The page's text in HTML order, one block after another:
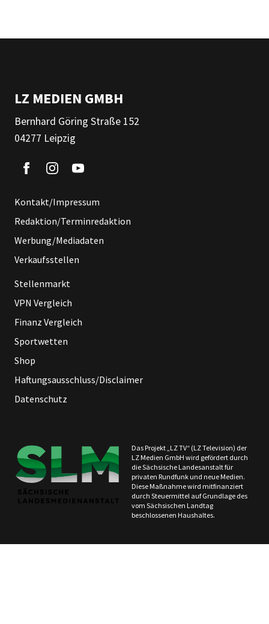
LZ MEDIEN GMBH
Bernhard Göring Straße 152
04277 Leipzig
Kontakt/Impressum
Redaktion/Terminredaktion
Werbung/Mediadaten
Verkaufsstellen
Stellenmarkt
VPN Vergleich
Finanz Vergleich
Sportwetten
Shop
Haftungsausschluss/Disclaimer
Datenschutz
Das Projekt „LZ TV“ (LZ Television) der
LZ Medien GmbH wird gefördert durch
die Sächsische Landesanstalt für
privaten Rundfunk und neue Medien.
Diese Maßnahme wird mitfinanziert
durch Steuermittel auf Grundlage des
vom Sächsischen Landtag
beschlossenen Haushaltes.